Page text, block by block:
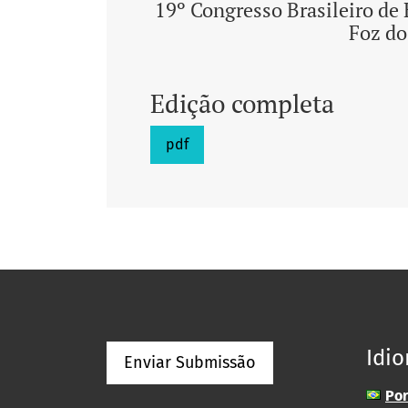
19º Congresso Brasileiro
Foz
Edição completa
pdf
Enviar Submissão